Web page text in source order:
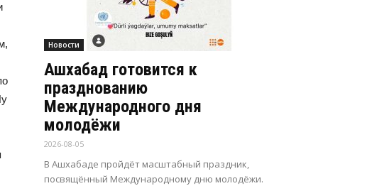
Новости
Ашхабад готовится к
празднованию
Международного дня
молодёжи
2026-08-05
В Ашхабаде пройдёт масштабный праздник,
посвящённый Международному дню молодёжи.